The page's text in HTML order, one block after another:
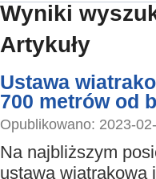
Wyniki
Artykuły
Ustawa
700 metrów od
Opublikowano: 2023-
Na najbliższym
ustawą wiatrakową